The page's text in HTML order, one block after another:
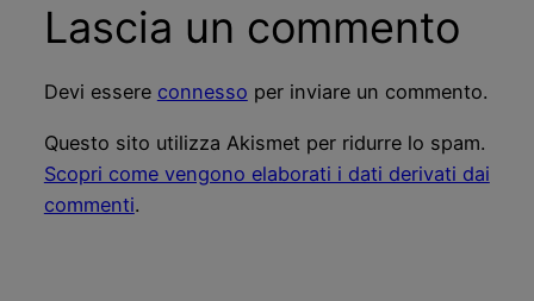
Lascia un commento
Devi essere connesso per inviare un commento.
Questo sito utilizza Akismet per ridurre lo spam.
Scopri come vengono elaborati i dati derivati dai
commenti.